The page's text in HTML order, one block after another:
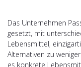
Das Unternehmen
gesetzt, mit
Lebensmittel,
Alternativen zu
es konkrete